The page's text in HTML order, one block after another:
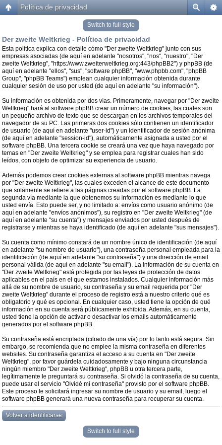
Política de privacidad
Switch to full style
Der zweite Weltkrieg - Política de privacidad
Esta política explica con detalle cómo "Der zweite Weltkrieg" junto con sus
empresas asociadas (de aquí en adelante "nosotros", "nos", "nuestro", "Der
zweite Weltkrieg", "https://www.zweiterweltkrieg.org:443/phpBB2") y phpBB (de
aquí en adelante "ellos", "sus", "software phpBB", "www.phpbb.com", "phpBB
Group", "phpBB Teams") emplean cualquier información obtenida durante
cualquier sesión de uso por usted (de aquí en adelante "su información").
Su información es obtenida por dos vías. Primeramente, navegar por "Der zweite
Weltkrieg" hará al software phpBB crear un número de cookies, las cuales son
un pequeño archivo de texto que se descargan en los archivos temporales del
navegador de su PC. Las primeras dos cookies sólo contienen un identificador
de usuario (de aquí en adelante "user-id") y un identificador de sesión anónima
(de aquí en adelante "session-id"), automáticamente asignada a usted por el
software phpBB. Una tercera cookie se creará una vez que haya navegado por
temas en "Der zweite Weltkrieg" y se emplea para registrar cuales han sido
leídos, con objeto de optimizar su experiencia de usuario.
Además podemos crear cookies externas al software phpBB mientras navega
por "Der zweite Weltkrieg", las cuales exceden el alcance de este documento
que solamente se refiere a las páginas creadas por el software phpBB. La
segunda vía mediante la que obtenemos su información es mediante lo que
usted envía. Esto puede ser, y no limitado a: envíos como usuario anónimo (de
aquí en adelante "envíos anónimos"), su registro en "Der zweite Weltkrieg" (de
aquí en adelante "su cuenta") y mensajes enviados por usted después de
registrarse y mientras se haya identificado (de aquí en adelante "sus mensajes").
Su cuenta como mínimo constará de un nombre único de identificación (de aquí
en adelante "su nombre de usuario"), una contraseña personal empleada para la
identificación (de aquí en adelante "su contraseña") y una dirección de email
personal válida (de aquí en adelante "su email"). La información de su cuenta en
"Der zweite Weltkrieg" está protegida por las leyes de protección de datos
aplicables en el país en el que estamos instalados. Cualquier información más
allá de su nombre de usuario, su contraseña y su email requerida por "Der
zweite Weltkrieg" durante el proceso de registro está a nuestro criterio qué es
obligatorio y qué es opcional. En cualquier caso, usted tiene la opción de qué
información en su cuenta será públicamente exhibida. Además, en su cuenta,
usted tiene la opción de activar o desactivar los emails automáticamente
generados por el software phpBB.
Su contraseña está encriptada (cifrado de una vía) por lo tanto está segura. Sin
embargo, se recomienda que no emplee la misma contraseña en diferentes
websites. Su contraseña garantiza el acceso a su cuenta en "Der zweite
Weltkrieg", por favor guárdela cuidadosamente y bajo ninguna circunstancia
ningún miembro "Der zweite Weltkrieg", phpBB u otra tercera parte,
legítimamente le preguntará su contraseña. Si olvidó la contraseña de su cuenta,
puede usar el servicio "Olvidé mi contraseña" provisto por el software phpBB.
Este proceso le solicitará ingresar su nombre de usuario y su email, luego el
software phpBB generará una nueva contraseña para recuperar su cuenta.
Volver a identificarse
Switch to full style